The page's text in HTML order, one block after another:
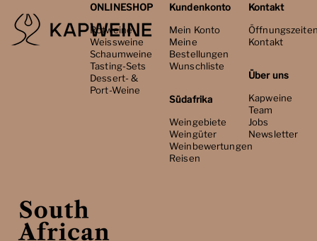
ONLINESHOP
Rotweine
Weissweine
Schaumweine
Tasting-Sets
Dessert- &
Port-Weine
Kundenkonto
Mein Konto
Meine
Bestellungen
Wunschliste
Südafrika
Weingebiete
Weingüter
Weinbewertungen
Reisen
Kontakt
Kontakt
Über uns
Kapweine
Team
Jobs
Newsletter